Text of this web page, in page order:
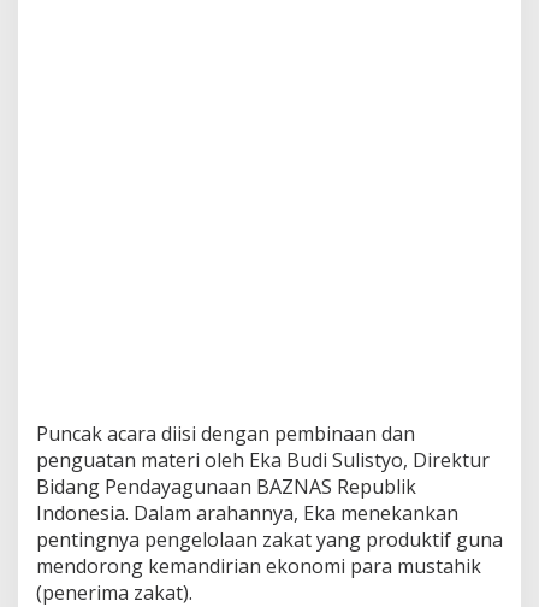
Puncak acara diisi dengan pembinaan dan
penguatan materi oleh Eka Budi Sulistyo, Direktur
Bidang Pendayagunaan BAZNAS Republik
Indonesia. Dalam arahannya, Eka menekankan
pentingnya pengelolaan zakat yang produktif guna
mendorong kemandirian ekonomi para mustahik
(penerima zakat).